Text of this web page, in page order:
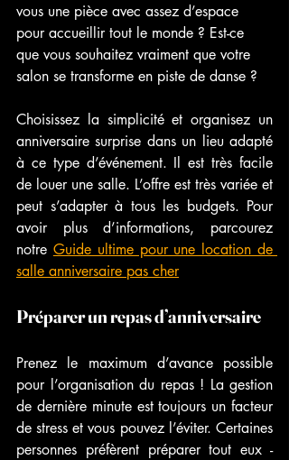
vous une pièce avec assez d’espace
pour accueillir tout le monde ? Est-ce
que vous souhaitez vraiment que votre
salon se transforme en piste de danse ?
Choisissez la simplicité et organisez un
anniversaire surprise dans un lieu adapté
à ce type d’événement. Il est très facile
de louer une salle. L’offre est très variée et
peut s’adapter à tous les budgets. Pour
avoir plus d’informations, parcourez
notre Guide ultime pour une location de
salle anniversaire pas cher
Préparer un repas d’anniversaire
Prenez le maximum d’avance possible
pour l’organisation du repas ! La gestion
de dernière minute est toujours un facteur
de stress et vous pouvez l’éviter. Certaines
personnes préfèrent préparer tout eux -